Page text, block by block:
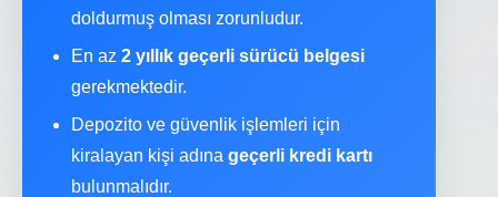
doldurmuş olması zorunludur.
En az 2 yıllık geçerli sürücü belgesi
gerekmektedir.
Depozito ve güvenlik işlemleri için
kiralayan kişi adına geçerli kredi kartı
bulunmalıdır.